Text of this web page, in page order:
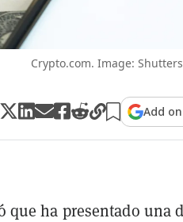
Crypto.com. Image:
Add
que ha presentado una